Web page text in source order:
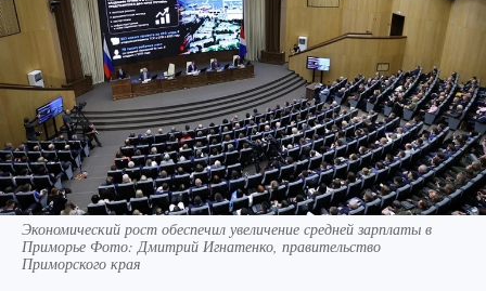
Экономический рост обеспечил увеличение средней зарплаты в
Приморье Фото: Дмитрий Игнатенко, правительство
Приморского края